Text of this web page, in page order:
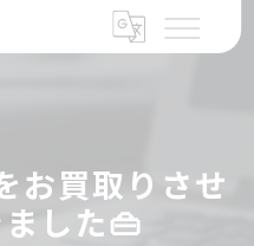
お買取りさせ
した👜